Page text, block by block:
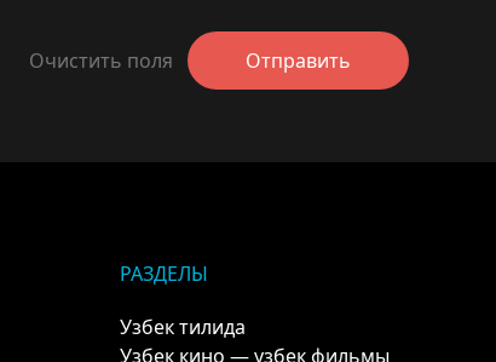
Очистить поля Отправить
РАЗДЕЛЫ
Узбек тилида
Узбек кино — узбек фильмы